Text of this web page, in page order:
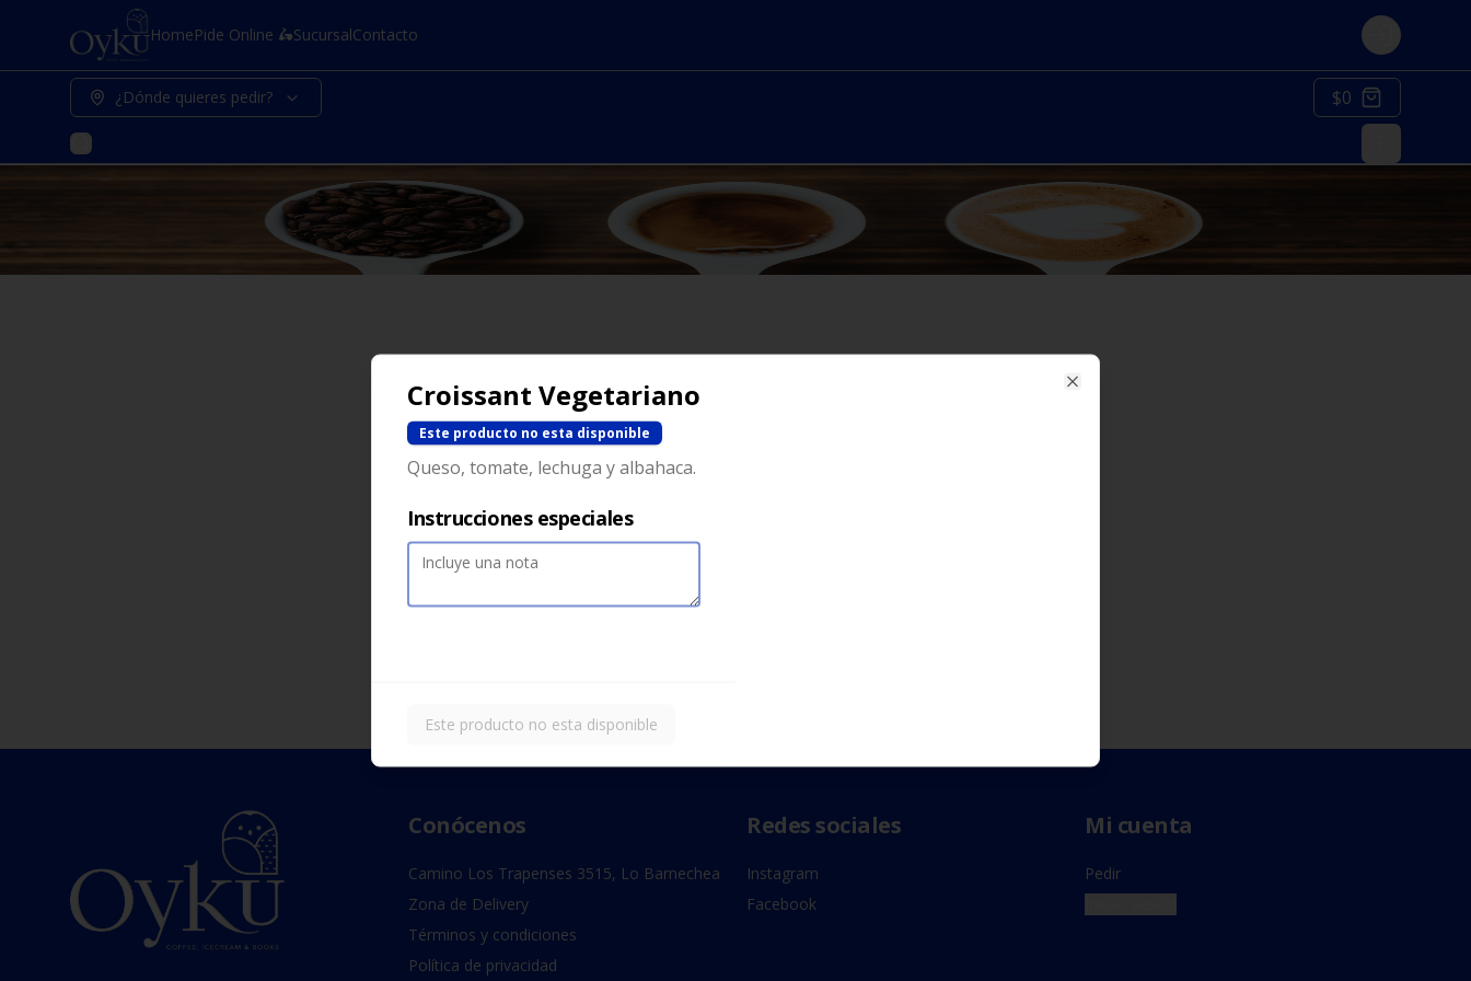
HomePide Online 🛵SucursalContacto Login
¿Dónde quieres pedir? $0
No hay productos en el menú
Conócenos
Camino Los Trapenses 3515, Lo Barnechea
Zona de Delivery
Términos y condiciones
Política de privacidad
Redes sociales
Instagram
Facebook
Mi cuenta
Pedir
Croissant Vegetariano
Este producto no esta disponible
Queso, tomate, lechuga y albahaca.
Instrucciones especiales
Este producto no esta disponible